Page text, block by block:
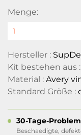
Menge:
Hersteller :
Kit bestehen aus :
Material : Avery
Standard Größe :
30-Tage-
Beschaedigte,